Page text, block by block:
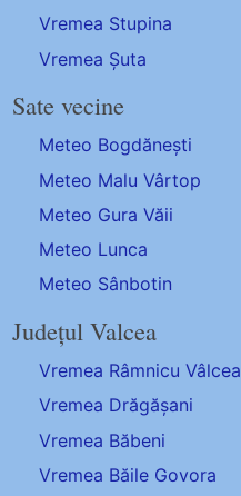
Vremea Stupina
Vremea Șuta
Sate vecine
Meteo Bogdănești
Meteo Malu Vârtop
Meteo Gura Văii
Meteo Lunca
Meteo Sânbotin
Județul Valcea
Vremea Râmnicu Vâlcea
Vremea Drăgășani
Vremea Băbeni
Vremea Băile Govora